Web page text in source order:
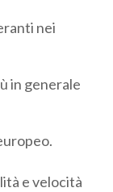
nei
in generale
e velocità